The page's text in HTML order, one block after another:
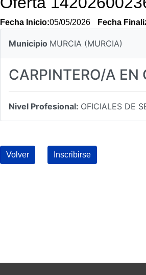
Fecha Inicio:05/05/2026 Fecha
Municipio MURCIA (MURCIA)
CARPINTERO/A EN
Nivel Profesional: OFICIALES DE
Volver Inscribirse